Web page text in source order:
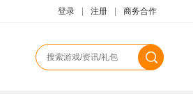
登录 注册 商务合作